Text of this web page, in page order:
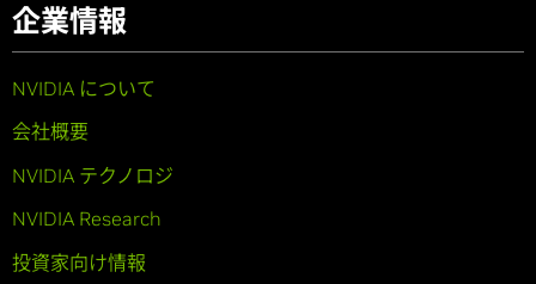
企業情報
NVIDIA について
会社概要
NVIDIA テクノロジ
NVIDIA Research
投資家向け情報